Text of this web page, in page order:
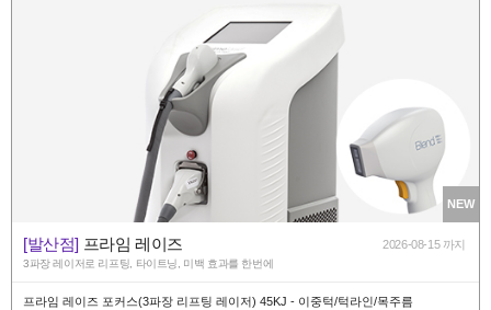
NEW
[발산점] 프라임 레이즈 2026-08-15 까지
3파장 레이저로 리프팅, 타이트닝, 미백 효과를 한번에
프라임 레이즈 포커스(3파장 리프팅 레이저) 45KJ - 이중턱/턱라인/목주름